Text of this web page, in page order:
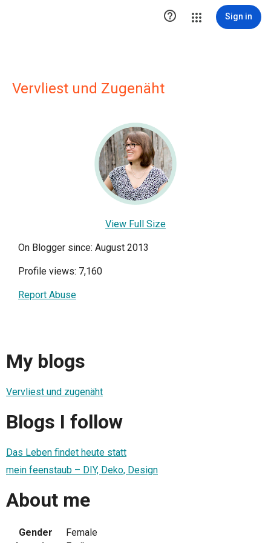
 Sign in
Vervliest und Zugenäht
View Full Size
On Blogger since: August 2013
Profile views: 7,160
Report Abuse
My blogs
Vervliest und zugenäht
Blogs I follow
Das Leben findet heute statt
mein feenstaub – DIY, Deko, Design
About me
Gender
Female